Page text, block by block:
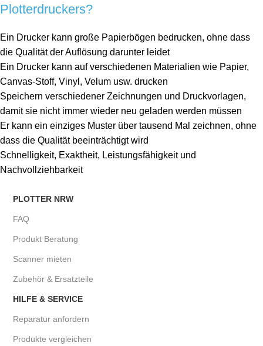
Plotterdruckers?
Ein Drucker kann große Papierbögen bedrucken, ohne dass
die Qualität der Auflösung darunter leidet
Ein Drucker kann auf verschiedenen Materialien wie Papier,
Canvas-Stoff, Vinyl, Velum usw. drucken
Speichern verschiedener Zeichnungen und Druckvorlagen,
damit sie nicht immer wieder neu geladen werden müssen
Er kann ein einziges Muster über tausend Mal zeichnen, ohne
dass die Qualität beeinträchtigt wird
Schnelligkeit, Exaktheit, Leistungsfähigkeit und
Nachvollziehbarkeit
PLOTTER NRW
FAQ
Produkt Beratung
Scanner mieten
Zubehör & Ersatzteile
HILFE & SERVICE
Reparatur anfordern
Produkte vergleichen